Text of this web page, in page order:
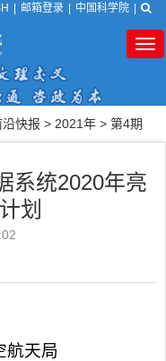
邮箱登录 中国科学院
快报 > 2021年 > 第4期
系统2020年亮
划
航天局